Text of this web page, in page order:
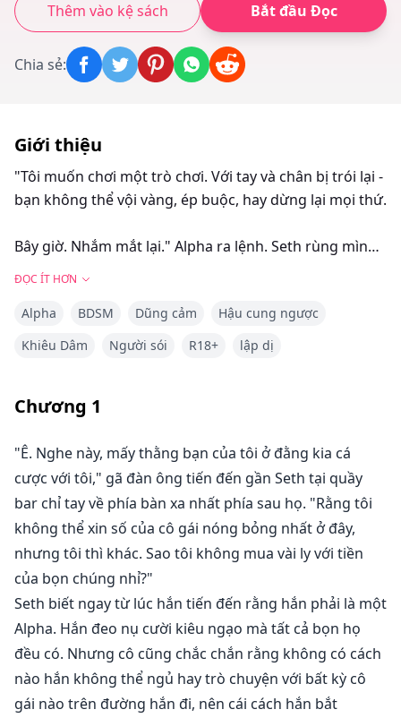
Thêm vào kệ sách Bắt đầu Đọc
Chia sẻ:
Giới thiệu
"Tôi muốn chơi một trò chơi. Với tay và chân bị trói lại -
bạn không thể vội vàng, ép buộc, hay dừng lại mọi thứ.
Bây giờ. Nhắm mắt lại." Alpha ra lệnh. Seth rùng mình
trước những lời đó.
Một lúc sau, căn phòng trở nên yên tĩnh.
Tất cả những gì Seth có thể nghe thấy là hơi thở gấp
"Gì vậy, mèo con?"
"Dừng lại, tôi muốn cảm nhận anh. Sự trêu chọc này
đang giết tôi."
"Không phải như vậy đâu."
Người đàn ông đặt tay lên mông cô và đặt cô lên đầu
gối của mình.
"Cô cầu xin thêm một lần nữa. Mông cô sẽ bị đánh đỏ."
ĐỌC ÍT HƠN
Alpha BDSM Dũng cảm
Hậu cung ngược
Khiêu Dâm
Người sói R18+ lập dị
Chương 1
"Ê. Nghe này, mấy thằng bạn của tôi ở đằng kia cá
cược với tôi," gã đàn ông tiến đến gần Seth tại quầy
bar chỉ tay về phía bàn xa nhất phía sau họ. "Rằng tôi
không thể xin số của cô gái nóng bỏng nhất ở đây,
nhưng tôi thì khác. Sao tôi không mua vài ly với tiền
của bọn chúng nhỉ?"
Seth biết ngay từ lúc hắn tiến đến rằng hắn phải là một
Alpha. Hắn đeo nụ cười kiêu ngạo mà tất cả bọn họ
đều có. Nhưng cô cũng chắc chắn rằng không có cách
nào hắn không thể ngủ hay trò chuyện với bất kỳ cô
gái nào trên đường hắn đi, nên cái cách hắn bắt